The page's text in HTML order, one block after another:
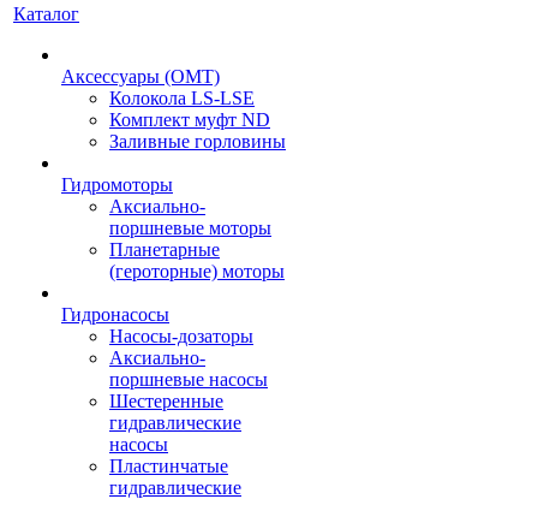
Каталог
Аксессуары (OMT)
Колокола LS-LSE
Комплект муфт ND
Заливные горловины
Гидромоторы
Аксиально-
поршневые моторы
Планетарные
(героторные) моторы
Гидронасосы
Насосы-дозаторы
Аксиально-
поршневые насосы
Шестеренные
гидравлические
насосы
Пластинчатые
гидравлические